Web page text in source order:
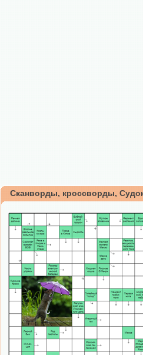
Сканворды, кроссворды,